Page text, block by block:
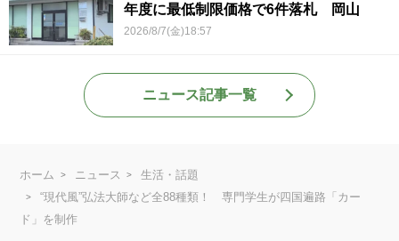
年度に最低制限価格で6件落札 岡山
2026/8/7(金)18:57
ニュース記事一覧
ホーム ニュース
生活・話題
“現代風”弘法大師など全88種類！ 専門学生が四国遍路「カー
ド」を制作